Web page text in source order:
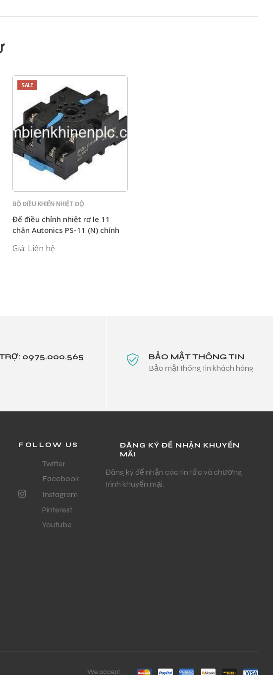
SALE
BỘ ĐIỀU KHIỂN NHIỆT ĐỘ
Đế điều chỉnh nhiệt rơ le 11
chân Autonics PS-11 (N) chính
Giá: Liên hệ
0975.000.565
BẢO MẬT THÔNG TIN
Bảo mật thông tin khách hàng
FOLLOW US
Twitter
Facebook
Instagram
Pinterest
Youtube
ĐĂNG KÝ ĐỂ NHẬN KHUYẾN
MÃI
Đăng ký để nhận các tin tức và chương
trình khuyến mại.
We accept: